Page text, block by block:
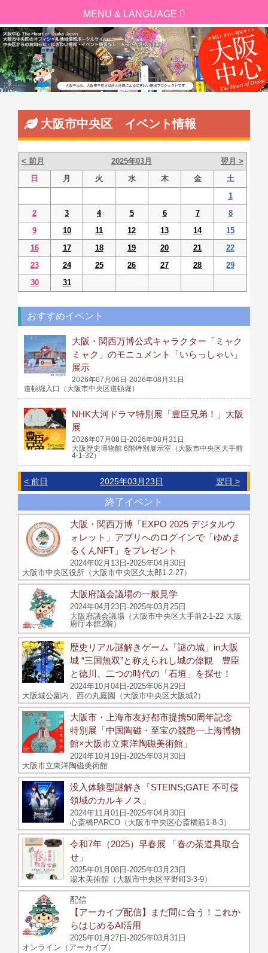
大阪市中央区 イベント情報
< 前月 2025年03月
翌月 >
日
月 火 水 木 金
土
1
2
3 4 5 6 7
8
9
10 11 12 13 14
15
16
17 18 19 20 21
22
23
24 25 26 27 28
29
30
31
おすすめイベント
大阪・関西万博公式キャラクター「ミャク
ミャク」のモニュメント「いらっしゃい」
展示
2026年07月06日-2026年08月31日
道頓堀入口（大阪市中央区道頓堀）
NHK大河ドラマ特別展「豊臣兄弟！」大阪
展
2026年07月08日-2026年08月31日
大阪歴史博物館 6階特別展示室（大阪市中央区大手前
4-1-32）
< 前日 2025年03月23日 翌日 >
終了イベント
大阪・関西万博「EXPO 2025 デジタルウ
ォレット」アプリへのログインで「ゆめま
るくんNFT」をプレゼント
2024年02月13日-2025年04月30日
大阪市中央区役所（大阪市中央区久太郎1-2-27）
大阪府議会議場の一般見学
2024年04月23日-2025年03月25日
大阪府議会議場（大阪市中央区大手前2-1-22 大阪
府庁本館2階）
歴史リアル謎解きゲーム「謎の城」in大阪
城 “三国無双”と称えられし城の偉観 豊臣
と徳川、二つの時代の「石垣」を探せ！
2024年10月04日-2025年06月29日
大阪城公園内、西の丸庭園（大阪市中央区大阪城2）
大阪市・上海市友好都市提携50周年記念
特別展「中国陶磁・至宝の競艶―上海博物
館×大阪市立東洋陶磁美術館」
2024年10月19日-2025年03月30日
大阪市立東洋陶磁美術館
没入体験型謎解き「STEINS;GATE 不可侵
領域のカルキノス」
2024年11月01日-2025年04月30日
心斎橋PARCO（大阪市中央区心斎橋筋1-8-3）
令和7年（2025）早春展 「春の茶道具取合
せ」
2025年01月08日-2025年03月23日
湯木美術館（大阪市中央区平野町3-3-9）
配信
【アーカイブ配信】まだ間に合う！これか
らはじめるAI活用
2025年01月27日-2025年03月31日
オンライン（アーカイブ）